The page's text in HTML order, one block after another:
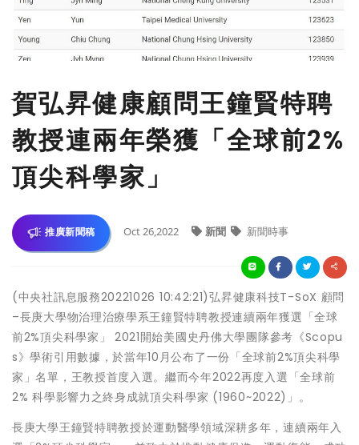
賀弘昇健康顧問王鐘賢特聘
教授連兩年榮獲「全球前2%
頂尖科學家」
推廣新聞稿 Oct 26,2022 新聞 新聞時事
(中央社訊息服務20221026 10:42:21)弘昇健康科技T-SoX 顧問
–長庚大學物治理治療學系王鐘賢特聘教授連續兩年獲選「全球
前2%頂尖科學家」 2021開始美國史丹佛大學團隊參考《Scopu
s》學術引用數據，於當年10月公布了一份「全球前2%頂尖科學
家」名單，王教授首度入選。繼而今年2022再度入選「全球前
2% 科學影響力之終身成就頂尖科學家 (1960~2022)」。
長庚大學王鐘賢特聘教授於運動醫學領域深耕多年，連續兩年入